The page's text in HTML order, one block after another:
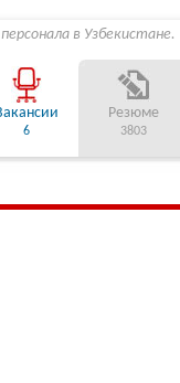
в Узбекистане.
6
Резюме
3803